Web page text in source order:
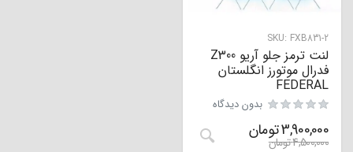
SKU: FXB831-2
لنت ترمز جلو آریو Z300
فدرال موتورز انگلستان
FEDERAL
بدون دیدگاه
3,900,000تومان
4,500,000تومان